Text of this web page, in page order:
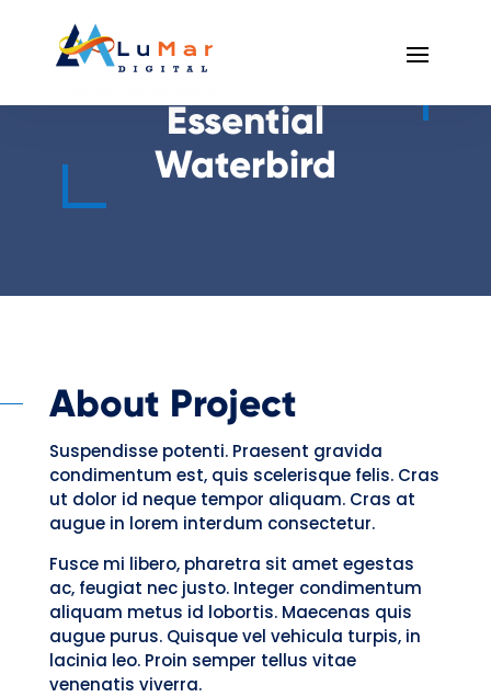
Essential
Waterbird
About Project
Suspendisse potenti. Praesent gravida
condimentum est, quis scelerisque felis. Cras
ut dolor id neque tempor aliquam. Cras at
augue in lorem interdum consectetur.
Fusce mi libero, pharetra sit amet egestas
ac, feugiat nec justo. Integer condimentum
aliquam metus id lobortis. Maecenas quis
augue purus. Quisque vel vehicula turpis, in
lacinia leo. Proin semper tellus vitae
venenatis viverra.